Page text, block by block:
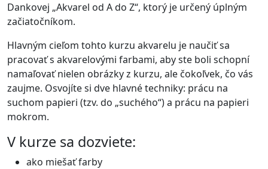
Dankovej „Akvarel od A do Z“, ktorý je určený úplným
začiatočníkom.
Hlavným cieľom tohto kurzu akvarelu je naučiť sa
pracovať s akvarelovými farbami, aby ste boli schopní
namaľovať nielen obrázky z kurzu, ale čokoľvek, čo vás
zaujme. Osvojíte si dve hlavné techniky: prácu na
suchom papieri (tzv. do „suchého“) a prácu na papieri
mokrom.
V kurze sa dozviete:
ako miešať farby